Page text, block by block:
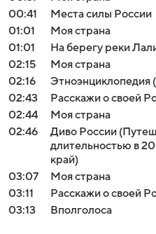
00:41
Места силы России
01:01
Моя страна
01:01
На берегу реки
02:15
Моя страна
02:16
Этноэнциклопедия
02:43
Расскажи о своей
02:44
Моя страна
02:46
Диво России
длительностью в
край)
03:07
Моя страна
03:11
Расскажи о своей
03:13
Вполголоса